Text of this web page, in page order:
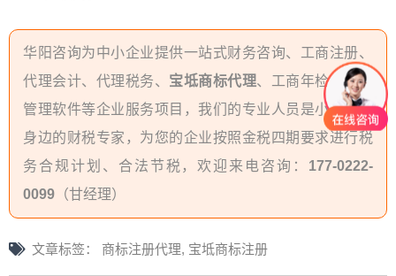
华阳咨询为中小企业提供一站式财务咨询、工商注册、
代理会计、代理税务、 宝坻商标代理、工商年检、企业
管理软件等企业服务项目，我们的专业人员是小企业主
身边的财税专家，为您的企业按照金税四期要求进行税
务合规计划、合法节税，欢迎来电咨询： 177-0222-
0099 （甘经理）
文章标签： 商标注册代理, 宝坻商标注册